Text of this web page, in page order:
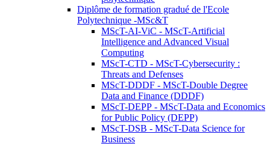
Diplôme de formation gradué de l'Ecole
Polytechnique -MSc&T
MScT-AI-ViC - MScT-Artificial
Intelligence and Advanced Visual
Computing
MScT-CTD - MScT-Cybersecurity :
Threats and Defenses
MScT-DDDF - MScT-Double Degree
Data and Finance (DDDF)
MScT-DEPP - MScT-Data and Economics
for Public Policy (DEPP)
MScT-DSB - MScT-Data Science for
Business